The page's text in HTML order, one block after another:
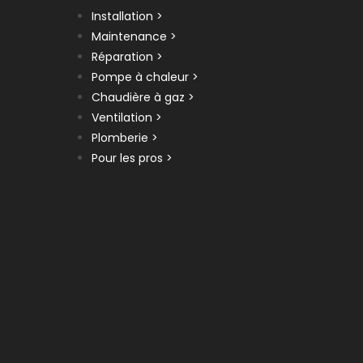
Installation >
Maintenance >
Réparation >
Pompe à chaleur >
Chaudière à gaz >
Ventilation >
Plomberie >
Pour les pros >